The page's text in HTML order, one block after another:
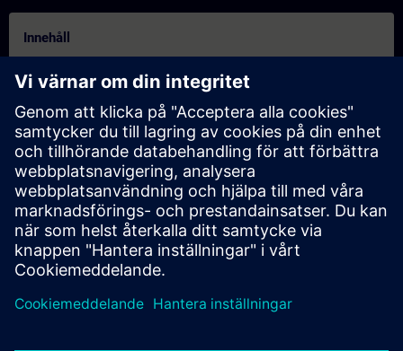
Innehåll
der gewohnten Qualität unserer Präsenztrainings in
Kombination mit den Vorteilen des Onlinelernens. In den Online-
Trainings vermitteln Ihnen unsere Lernbegleiter in Live-
Theorievorträgen und praktischen Übungen vollumfänglich und
praxisnah die in den Lernzielen beschriebenen Trainingsinhalte.
Im virtuellen Klassenzimmer steht Ihnen der SITRAIN
Lernbegleiter jederzeit für Fragen, Erklärungen und
Fachgespräche zur Verfügung. Dies gilt auch während den
individuellen praktischen Übungen. Diese werden im Virtual Lab
oder remote an unseren Trainingsgeräten durchgeführt.